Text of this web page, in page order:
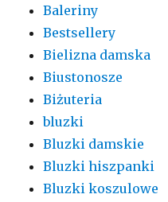
Baleriny
Bestsellery
Bielizna damska
Biustonosze
Biżuteria
bluzki
Bluzki damskie
Bluzki hiszpanki
Bluzki koszulowe